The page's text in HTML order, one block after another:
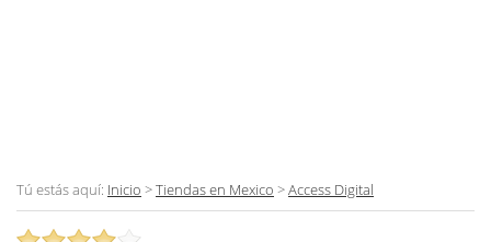
Tú estás aquí: Inicio >Tiendas en Mexico >Access Digital